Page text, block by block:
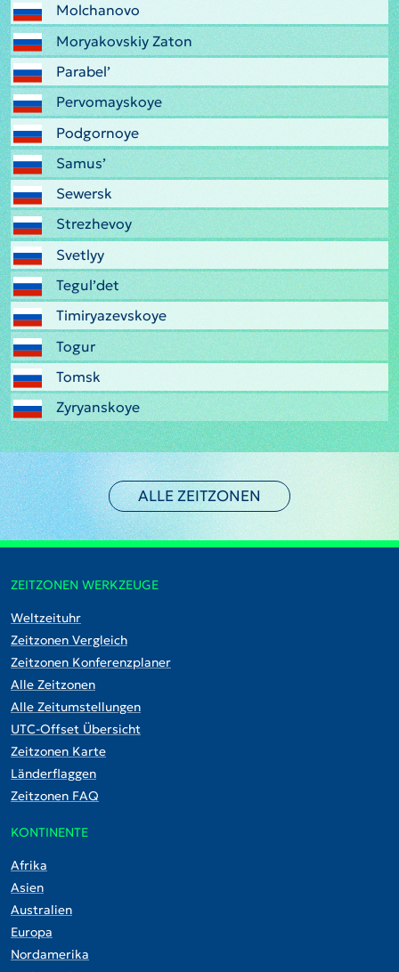
Molchanovo
Moryakovskiy Zaton
Parabel’
Pervomayskoye
Podgornoye
Samus’
Sewersk
Strezhevoy
Svetlyy
Tegul’det
Timiryazevskoye
Togur
Tomsk
Zyryanskoye
ALLE ZEITZONEN
ZEITZONEN WERKZEUGE
Weltzeituhr
Zeitzonen Vergleich
Zeitzonen Konferenzplaner
Alle Zeitzonen
Alle Zeitumstellungen
UTC-Offset Übersicht
Zeitzonen Karte
Länderflaggen
Zeitzonen FAQ
KONTINENTE
Afrika
Asien
Australien
Europa
Nordamerika